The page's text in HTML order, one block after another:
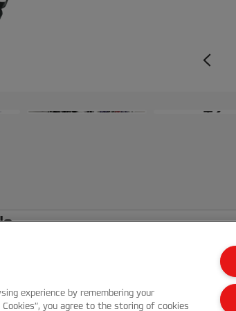
+2
Garantie Bedingungen
experience by remembering your
you agree to the storing of cookies